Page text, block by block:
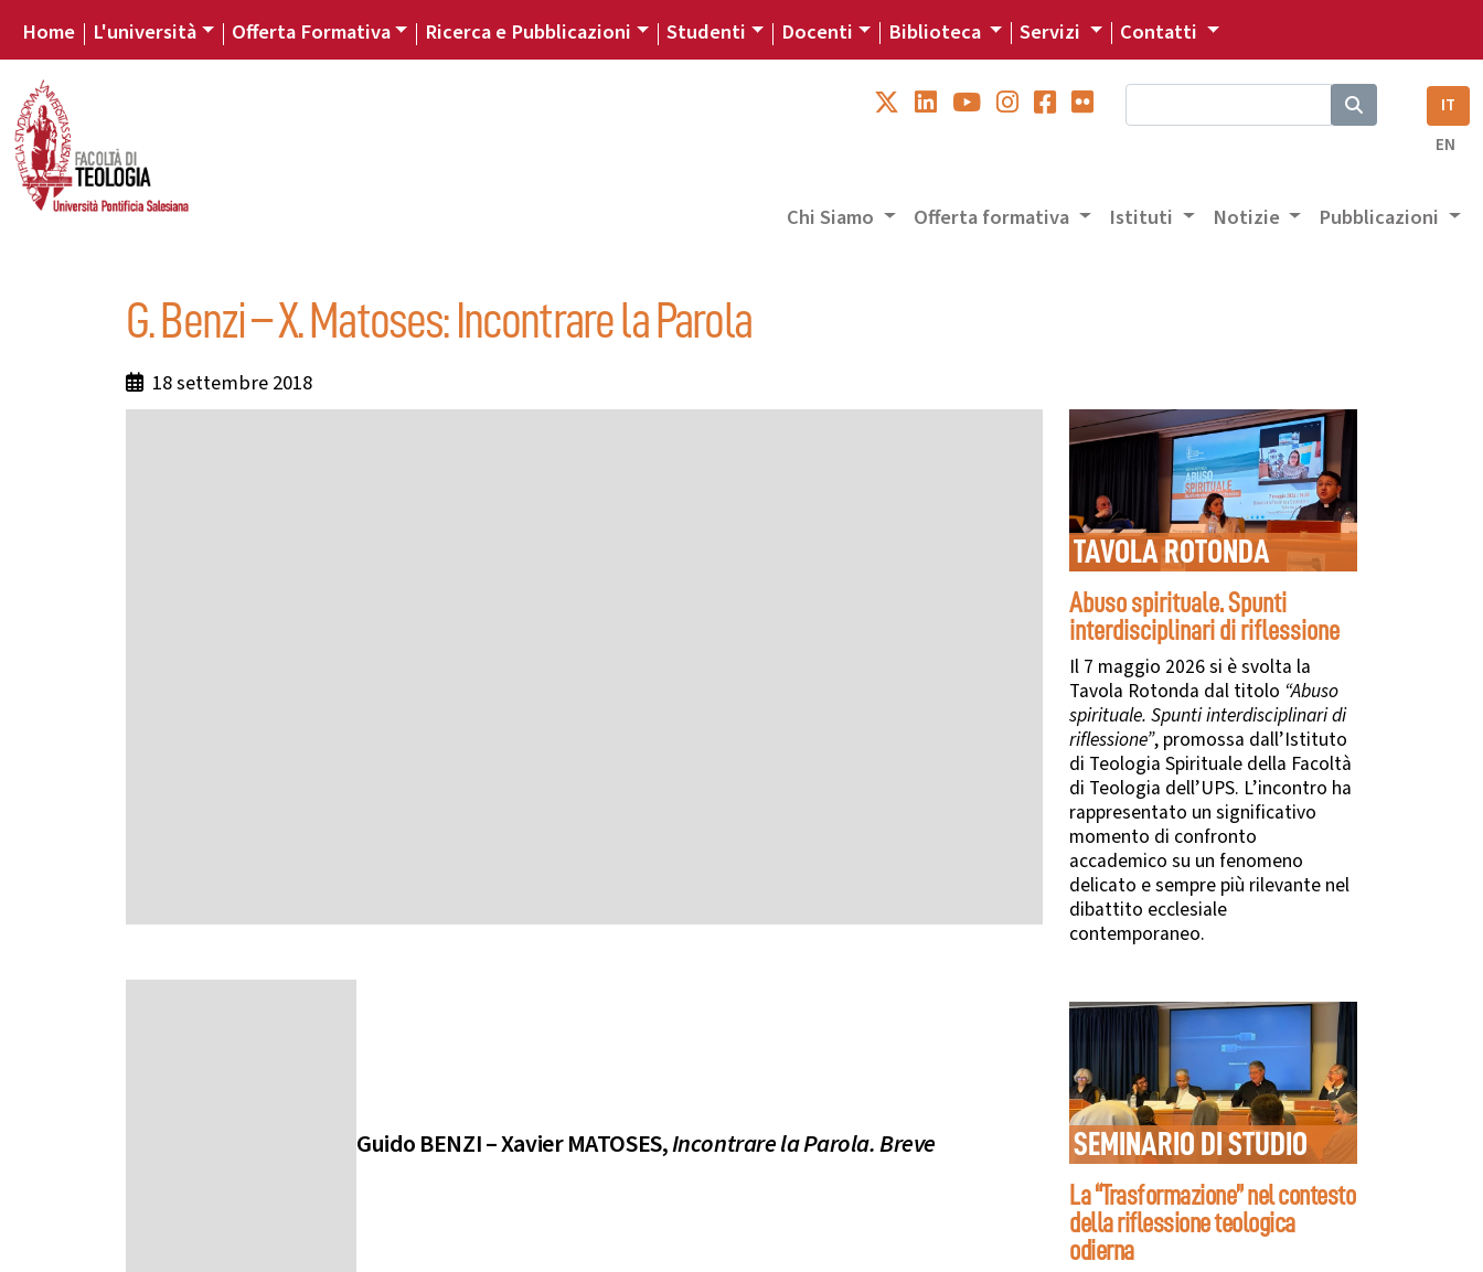
Home L'università Offerta Formativa Ricerca e Pubblicazioni Studenti Docenti Biblioteca Servizi Contatti
IT
EN
Chi Siamo Offerta formativa Istituti Notizie Pubblicazioni
G. Benzi – X. Matoses: Incontrare la Parola
18 settembre 2018
Guido BENZI – Xavier MATOSES,Incontrare la Parola. Breve
TAVOLA ROTONDA
Abuso spirituale. Spunti
interdisciplinari di riflessione
Il 7 maggio 2026 si è svolta la
Tavola Rotonda dal titolo “Abuso
spirituale. Spunti interdisciplinari di
riflessione”, promossa dall’Istituto
di Teologia Spirituale della Facoltà
di Teologia dell’UPS. L’incontro ha
rappresentato un significativo
momento di confronto
accademico su un fenomeno
delicato e sempre più rilevante nel
dibattito ecclesiale
contemporaneo.
SEMINARIO DI STUDIO
La “Trasformazione” nel contesto
della riflessione teologica
odierna